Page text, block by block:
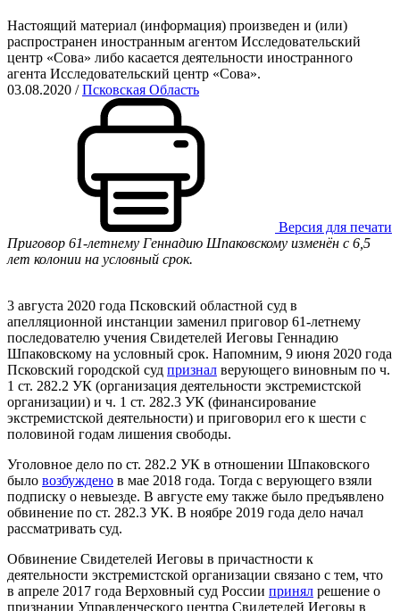
Настоящий материал (информация) произведен и (или)
распространен иностранным агентом Исследовательский
центр «Сова» либо касается деятельности иностранного
агента Исследовательский центр «Сова».
03.08.2020 /Псковская Область
Версия для печати
Приговор 61-летнему Геннадию Шпаковскому изменён с 6,5
лет колонии на условный срок.
3 августа 2020 года Псковский областной суд в
апелляционной инстанции заменил приговор 61-летнему
последователю учения Свидетелей Иеговы Геннадию
Шпаковскому на условный срок. Напомним, 9 июня 2020 года
Псковский городской суд признал верующего виновным по ч.
1 ст. 282.2 УК (организация деятельности экстремистской
организации) и ч. 1 ст. 282.3 УК (финансирование
экстремистской деятельности) и приговорил его к шести с
половиной годам лишения свободы.
Уголовное дело по ст. 282.2 УК в отношении Шпаковского
было возбуждено в мае 2018 года. Тогда с верующего взяли
подписку о невыезде. В августе ему также было предъявлено
обвинение по ст. 282.3 УК. В ноябре 2019 года дело начал
рассматривать суд.
Обвинение Свидетелей Иеговы в причастности к
деятельности экстремистской организации связано с тем, что
в апреле 2017 года Верховный суд России принял решение о
признании Управленческого центра Свидетелей Иеговы в